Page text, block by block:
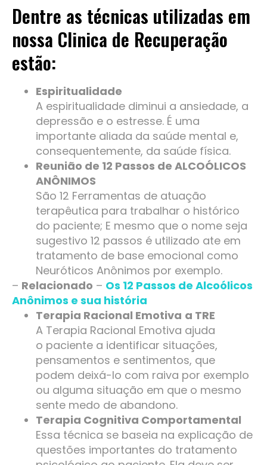
Dentre as técnicas utilizadas em
nossa Clinica de Recuperação
estão:
Espiritualidade
A espiritualidade diminui a ansiedade, a
depressão e o estresse. É uma
importante aliada da saúde mental e,
consequentemente, da saúde física.
Reunião de 12 Passos de ALCOÓLICOS
ANÔNIMOS
São 12 Ferramentas de atuação
terapêutica para trabalhar o histórico
do paciente; E mesmo que o nome seja
sugestivo 12 passos é utilizado ate em
tratamento de base emocional como
Neuróticos Anônimos por exemplo.
– Relacionado – Os 12 Passos de Alcoólicos
Anônimos e sua história
Terapia Racional Emotiva a TRE
A Terapia Racional Emotiva ajuda
o paciente a identificar situações,
pensamentos e sentimentos, que
podem deixá-lo com raiva por exemplo
ou alguma situação em que o mesmo
sente medo de abandono.
Terapia Cognitiva Comportamental
Essa técnica se baseia na explicação de
questões importantes do tratamento